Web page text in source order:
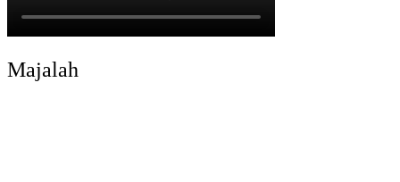
Majalah